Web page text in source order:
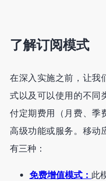
了解订阅模式
在深入实施之前，让我
式以及可以使用的不同
付定期费用（月费、季
高级功能或服务。移动
有三种：
免费增值模式： 此